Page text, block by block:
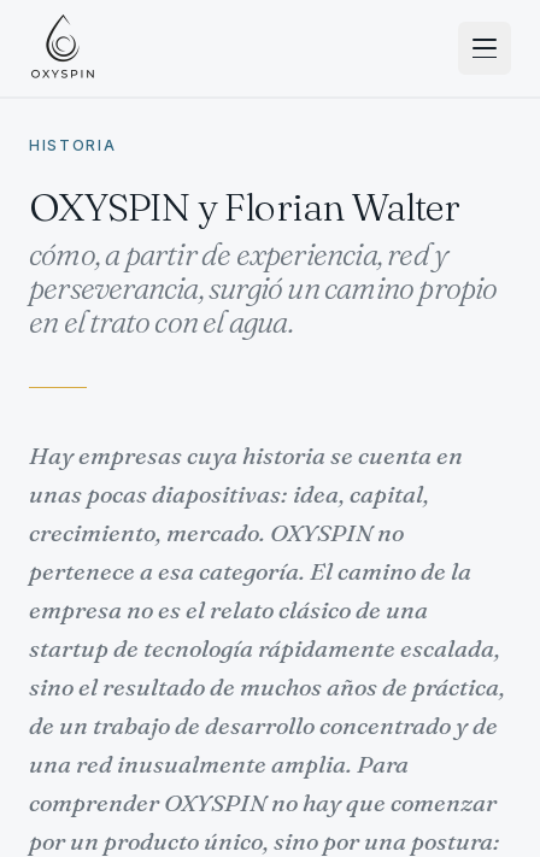
Ir al contenido
HISTORIA
OXYSPIN y Florian Walter
cómo, a partir de experiencia, red y
perseverancia, surgió un camino propio
en el trato con el agua.
Hay empresas cuya historia se cuenta en
unas pocas diapositivas: idea, capital,
crecimiento, mercado. OXYSPIN no
pertenece a esa categoría. El camino de la
empresa no es el relato clásico de una
startup de tecnología rápidamente escalada,
sino el resultado de muchos años de práctica,
de un trabajo de desarrollo concentrado y de
una red inusualmente amplia. Para
comprender OXYSPIN no hay que comenzar
por un producto único, sino por una postura: